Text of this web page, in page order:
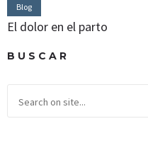
Blog
El dolor en el parto
BUSCAR